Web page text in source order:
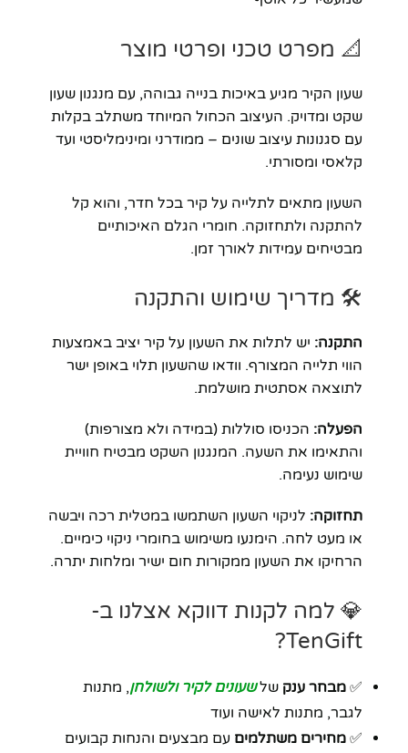
📐 מפרט טכני ופרטי מוצר
שעון הקיר מגיע באיכות בנייה גבוהה, עם מנגנון שעון
שקט ומדויק. העיצוב הכחול המיוחד משתלב בקלות
עם סגנונות עיצוב שונים – ממודרני ומינימליסטי ועד
קלאסי ומסורתי.
השעון מתאים לתלייה על קיר בכל חדר, והוא קל
להתקנה ולתחזוקה. חומרי הגלם האיכותיים
מבטיחים עמידות לאורך זמן.
🛠️ מדריך שימוש והתקנה
התקנה: יש לתלות את השעון על קיר יציב באמצעות
הווי תלייה המצורף. וודאו שהשעון תלוי באופן ישר
לתוצאה אסתטית מושלמת.
הפעלה: הכניסו סוללות (במידה ולא מצורפות)
והתאימו את השעה. המנגנון השקט מבטיח חוויית
שימוש נעימה.
תחזוקה: לניקוי השעון השתמשו במטלית רכה ויבשה
או מעט לחה. הימנעו משימוש בחומרי ניקוי כימיים.
הרחיקו את השעון ממקורות חום ישיר ומלחות יתרה.
💎 למה לקנות דווקא אצלנו ב-
TenGift?
✅ מבחר ענק שלשעונים לקיר ולשולחן, מתנות
לגבר, מתנות לאישה ועוד
✅ מחירים משתלמים עם מבצעים והנחות קבועים